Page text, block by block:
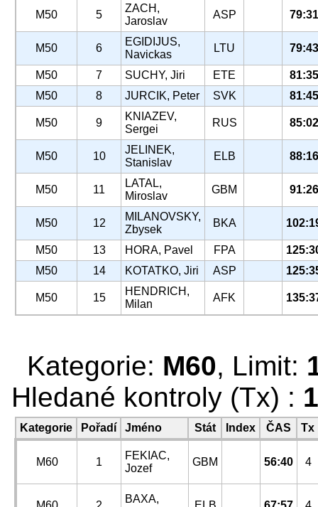
M50 5
ZACH,
Jaroslav
ASP 79:31
M50 6
EGIDIJUS,
Navickas
LTU 79:43
M50 7 SUCHY, Jiri ETE
81:35
M50
8 JURCIK, Peter SVK 81:45
M50 9
KNIAZEV,
Sergei
RUS 85:02
M50 10
JELINEK,
Stanislav
ELB 88:16
M50 11
LATAL,
Miroslav
GBM 91:26
M50 12
MILANOVSKY,
Zbysek
BKA
M50 13 HORA, Pavel FPA
M50
14 KOTATKO, Jiri ASP
M50 15
HENDRICH,
Milan
AFK
Kategorie: M60, Limit:
Hledané kontroly (Tx) :
Kategorie Pořadí Jméno Stát Index ČAS Tx
M60 1
FEKIAC,
Jozef
GBM 56:40 4
BAXA,